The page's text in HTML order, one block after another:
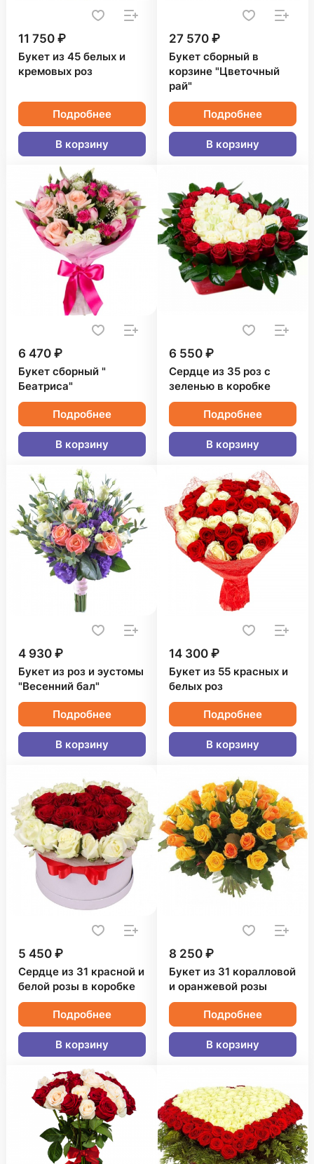
11 750 ₽
Букет из 45 белых и
кремовых роз
Подробнее
В корзину
27 570 ₽
Букет сборный в
корзине "Цветочный
рай"
Подробнее
В корзину
6 470 ₽
Букет сборный "
Беатриса"
Подробнее
В корзину
6 550 ₽
Сердце из 35 роз с
зеленью в коробке
Подробнее
В корзину
4 930 ₽
Букет из роз и эустомы
"Весенний бал"
Подробнее
В корзину
14 300 ₽
Букет из 55 красных и
белых роз
Подробнее
В корзину
5 450 ₽
Сердце из 31 красной и
белой розы в коробке
Подробнее
В корзину
8 250 ₽
Букет из 31 коралловой
и оранжевой розы
Подробнее
В корзину